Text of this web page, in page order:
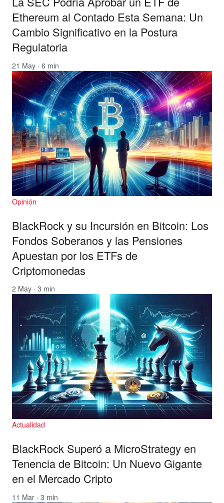
Ethereum al Contado Esta Semana: Un
Cambio Significativo en la Postura
Regulatoria
21 May · 6 min
Opinión
BlackRock y su Incursión en Bitcoin: Los
Fondos Soberanos y las Pensiones
Apuestan por los ETFs de
Criptomonedas
2 May · 3 min
Actualidad
BlackRock Superó a MicroStrategy en
Tenencia de Bitcoin: Un Nuevo Gigante
en el Mercado Cripto
11 Mar · 3 min